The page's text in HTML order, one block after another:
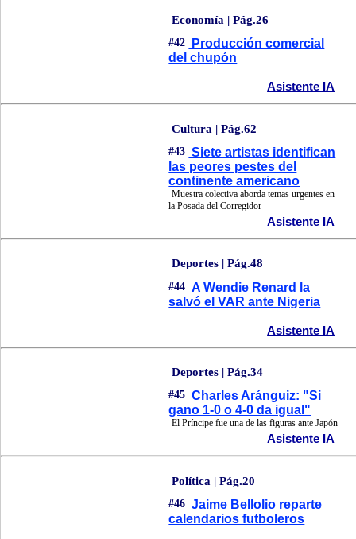
Economía | Pág.26
#42
Producción comercial
del chupón
Asistente IA
Cultura | Pág.62
#43 Siete artistas identifican
las peores pestes del
continente americano
Muestra colectiva aborda temas urgentes en
la Posada del Corregidor
Asistente IA
Deportes | Pág.48
#44 A Wendie Renard la
salvó el VAR ante Nigeria
Asistente IA
Deportes | Pág.34
#45 Charles Aránguiz: "Si
gano 1-0 o 4-0 da igual"
El Príncipe fue una de las figuras ante Japón
Asistente IA
Política | Pág.20
#46 Jaime Bellolio reparte
calendarios futboleros